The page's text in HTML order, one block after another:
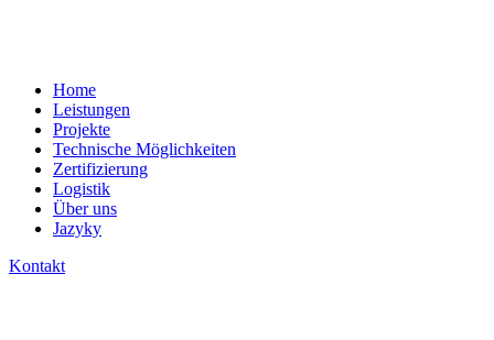
Home
Leistungen
Projekte
Technische Möglichkeiten
Zertifizierung
Logistik
Über uns
Jazyky
Kontakt